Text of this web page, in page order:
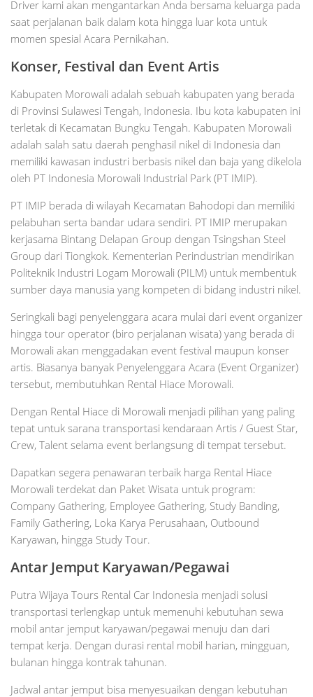
Driver kami akan mengantarkan Anda bersama keluarga pada
saat perjalanan baik dalam kota hingga luar kota untuk
momen spesial Acara Pernikahan.
Konser, Festival dan Event Artis
Kabupaten Morowali adalah sebuah kabupaten yang berada
di Provinsi Sulawesi Tengah, Indonesia. Ibu kota kabupaten ini
terletak di Kecamatan Bungku Tengah. Kabupaten Morowali
adalah salah satu daerah penghasil nikel di Indonesia dan
memiliki kawasan industri berbasis nikel dan baja yang dikelola
oleh PT Indonesia Morowali Industrial Park (PT IMIP).
PT IMIP berada di wilayah Kecamatan Bahodopi dan memiliki
pelabuhan serta bandar udara sendiri. PT IMIP merupakan
kerjasama Bintang Delapan Group dengan Tsingshan Steel
Group dari Tiongkok. Kementerian Perindustrian mendirikan
Politeknik Industri Logam Morowali (PILM) untuk membentuk
sumber daya manusia yang kompeten di bidang industri nikel.
Seringkali bagi penyelenggara acara mulai dari event organizer
hingga tour operator (biro perjalanan wisata) yang berada di
Morowali akan menggadakan event festival maupun konser
artis. Biasanya banyak Penyelenggara Acara (Event Organizer)
tersebut, membutuhkan Rental Hiace Morowali.
Dengan Rental Hiace di Morowali menjadi pilihan yang paling
tepat untuk sarana transportasi kendaraan Artis / Guest Star,
Crew, Talent selama event berlangsung di tempat tersebut.
Dapatkan segera penawaran terbaik harga Rental Hiace
Morowali terdekat dan Paket Wisata untuk program:
Company Gathering, Employee Gathering, Study Banding,
Family Gathering, Loka Karya Perusahaan, Outbound
Karyawan, hingga Study Tour.
Antar Jemput Karyawan/Pegawai
Putra Wijaya Tours Rental Car Indonesia menjadi solusi
transportasi terlengkap untuk memenuhi kebutuhan sewa
mobil antar jemput karyawan/pegawai menuju dan dari
tempat kerja. Dengan durasi rental mobil harian, mingguan,
bulanan hingga kontrak tahunan.
Jadwal antar jemput bisa menyesuaikan dengan kebutuhan